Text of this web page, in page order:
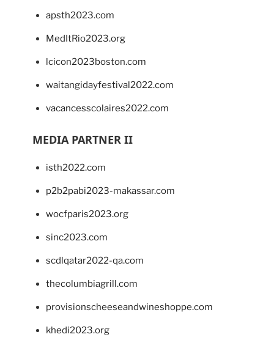
apsth2023.com
MedItRio2023.org
lcicon2023boston.com
waitangidayfestival2022.com
vacancesscolaires2022.com
MEDIA PARTNER II
isth2022.com
p2b2pabi2023-makassar.com
wocfparis2023.org
sinc2023.com
scdlqatar2022-qa.com
thecolumbiagrill.com
provisionscheeseandwineshoppe.com
khedi2023.org